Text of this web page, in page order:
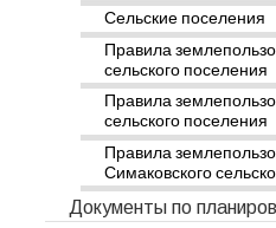
Сельские поселения
Правила
сельского поселения
Правила
сельского поселения
Правила
Симаковского
Документы по